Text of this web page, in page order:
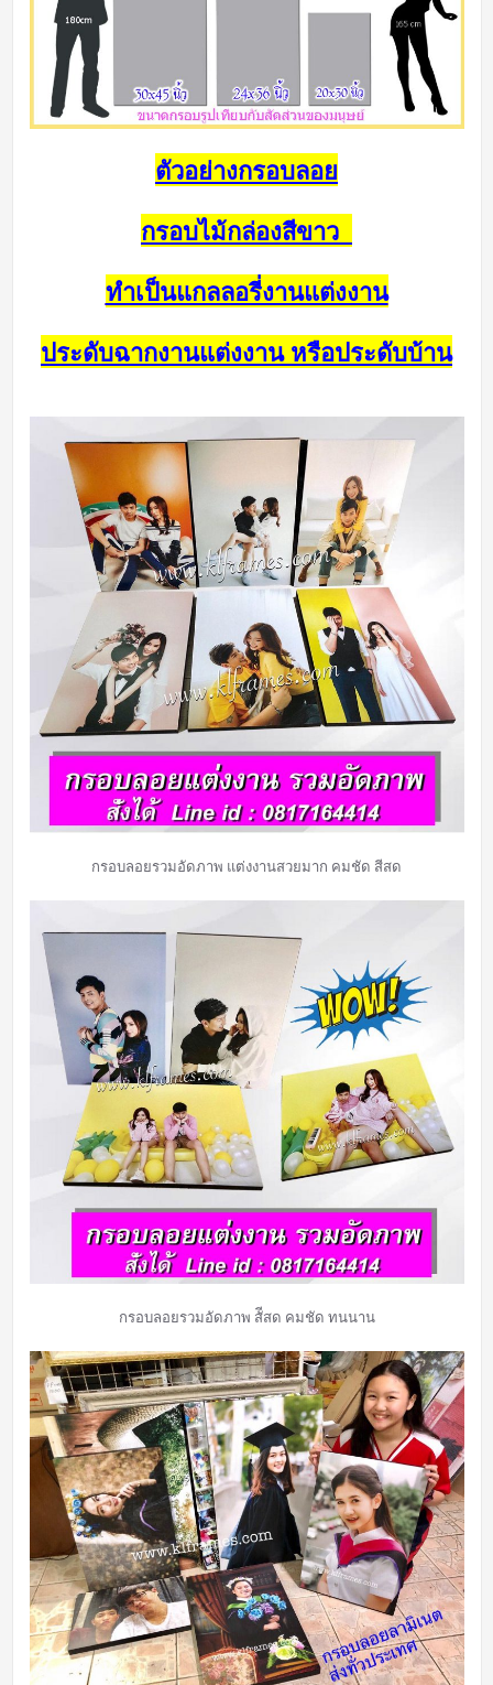
ตัวอย่างกรอบลอย
กรอบไม้กล่องสีขาว
ทำเป็นแกลลอรี่งานแต่งงาน
ประดับฉากงานแต่งงาน หรือประดับบ้าน
กรอบลอยรวมอัดภาพ แต่งงานสวยมาก คมชัด สีสด
กรอบลอยรวมอัดภาพ สัีสด คมชัด ทนนาน